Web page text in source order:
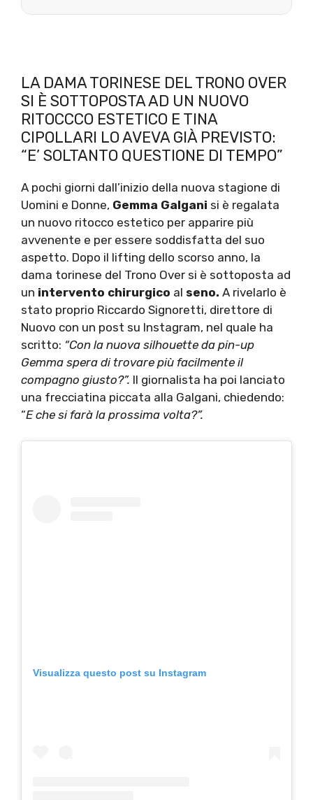
LA DAMA TORINESE DEL TRONO OVER
SI È SOTTOPOSTA AD UN NUOVO
RITOCCCO ESTETICO E TINA
CIPOLLARI LO AVEVA GIÀ PREVISTO:
“E’ SOLTANTO QUESTIONE DI TEMPO”
A pochi giorni dall’inizio della nuova stagione di
Uomini e Donne, Gemma Galgani si è regalata
un nuovo ritocco estetico per apparire più
avvenente e per essere soddisfatta del suo
aspetto. Dopo il lifting dello scorso anno, la
dama torinese del Trono Over si è sottoposta ad
un intervento chirurgico al seno. A rivelarlo è
stato proprio Riccardo Signoretti, direttore di
Nuovo con un post su Instagram, nel quale ha
scritto: “Con la nuova silhouette da pin-up
Gemma spera di trovare più facilmente il
compagno giusto?”. Il giornalista ha poi lanciato
una frecciatina piccata alla Galgani, chiedendo:
“E che si farà la prossima volta?”.
Visualizza questo post su Instagram